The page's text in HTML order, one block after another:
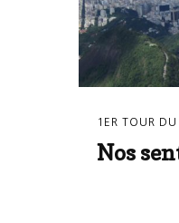
1ER TOUR
Nos